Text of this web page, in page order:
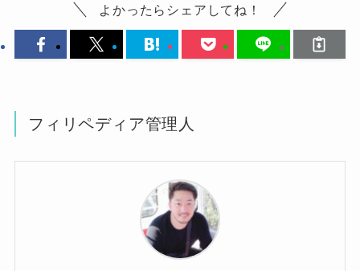
よかったらシェアしてね！
フィリペディア管理人